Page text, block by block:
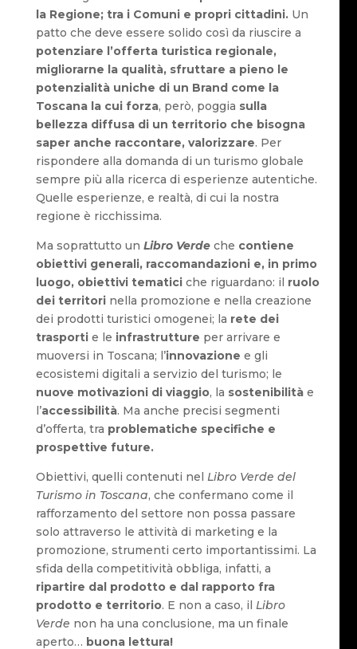
la Regione; tra i Comuni e propri cittadini. Un
patto che deve essere solido così da riuscire a
potenziare l’offerta turistica regionale,
migliorarne la qualità, sfruttare a pieno le
potenzialità uniche di un Brand come la
Toscana la cui forza, però, poggia sulla
bellezza diffusa di un territorio che bisogna
saper anche raccontare, valorizzare. Per
rispondere alla domanda di un turismo globale
sempre più alla ricerca di esperienze autentiche.
Quelle esperienze, e realtà, di cui la nostra
regione è ricchissima.
Ma soprattutto un Libro Verdeche contiene
obiettivi generali, raccomandazioni e, in primo
luogo, obiettivi tematiciche riguardano: il ruolo
dei territorinella promozione e nella creazione
dei prodotti turistici omogenei; la rete dei
trasportie le infrastrutture per arrivare e
muoversi in Toscana; l’innovazione e gli
ecosistemi digitali a servizio del turismo; le
nuove motivazioni di viaggio, la sostenibilitàe
l’accessibilità. Ma anche precisi segmenti
d’offerta, tra problematiche specifiche e
prospettive future.
Obiettivi, quelli contenuti nel Libro Verde del
Turismo in Toscana, che confermano come il
rafforzamento del settore non possa passare
solo attraverso le attività di marketing e la
promozione, strumenti certo importantissimi. La
sfida della competitività obbliga, infatti, a
ripartire dal prodotto e dal rapporto fra
prodotto e territorio. E non a caso, il Libro
Verde non ha una conclusione, ma un finale
aperto… buona lettura!